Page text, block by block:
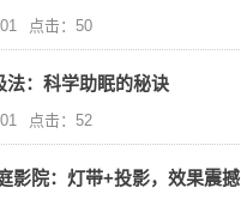
点击：50
法：科学助眠的秘诀
点击：52
影院：灯带+投影，效果震撼